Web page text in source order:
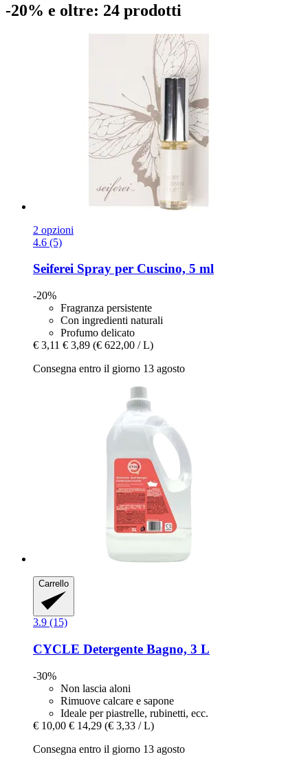
-20% e oltre: 24 prodotti
2 opzioni
4.6 (5)
Seiferei Spray per Cuscino, 5 ml
-20%
Fragranza persistente
Con ingredienti naturali
Profumo delicato
€ 3,11 € 3,89 (€ 622,00 / L)
Consegna entro il giorno 13 agosto
Carrello
3.9 (15)
CYCLE Detergente Bagno, 3 L
-30%
Non lascia aloni
Rimuove calcare e sapone
Ideale per piastrelle, rubinetti, ecc.
€ 10,00 € 14,29 (€ 3,33 / L)
Consegna entro il giorno 13 agosto